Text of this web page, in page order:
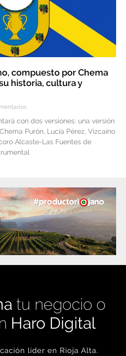
compuesto por Chema
historia, cultura y
con dos versiones: una versión
Purón, Lucía Pérez, Vizcaíno
Alcaste-Las Fuentes de
tu negocio o
Haro Digital
líder en Rioja Alta.